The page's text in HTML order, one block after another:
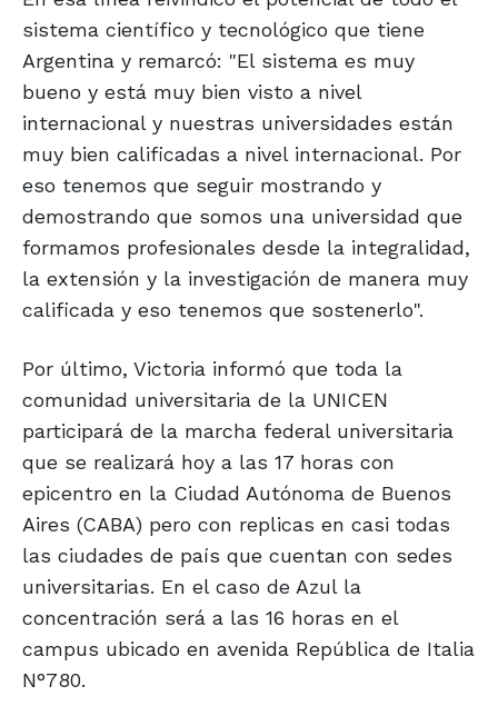
sistema científico y tecnológico que tiene
Argentina y remarcó: "El sistema es muy
bueno y está muy bien visto a nivel
internacional y nuestras universidades están
muy bien calificadas a nivel internacional. Por
eso tenemos que seguir mostrando y
demostrando que somos una universidad que
formamos profesionales desde la integralidad,
la extensión y la investigación de manera muy
calificada y eso tenemos que sostenerlo".
Por último, Victoria informó que toda la
comunidad universitaria de la UNICEN
participará de la marcha federal universitaria
que se realizará hoy a las 17 horas con
epicentro en la Ciudad Autónoma de Buenos
Aires (CABA) pero con replicas en casi todas
las ciudades de país que cuentan con sedes
universitarias. En el caso de Azul la
concentración será a las 16 horas en el
campus ubicado en avenida República de Italia
N°780.